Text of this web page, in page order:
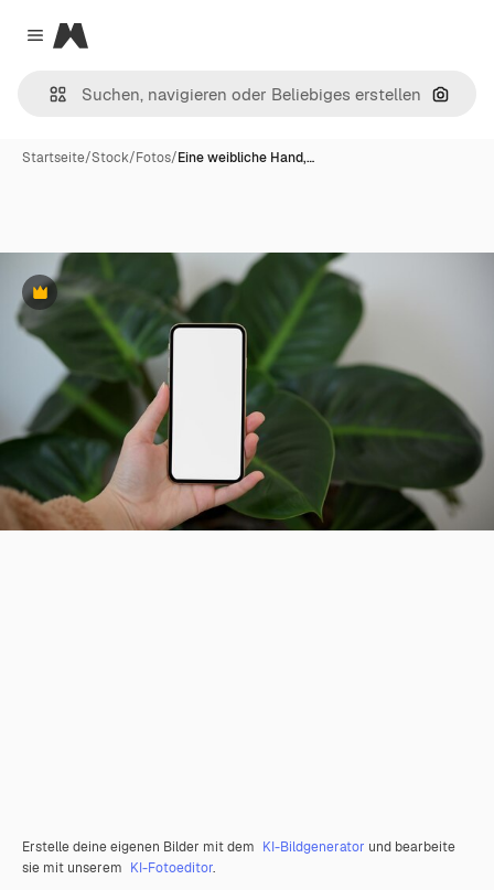
Close menu
Magnific
Nach
Startseite/Stock/Fotos/Eine weibliche Hand,…
Premium
Erstelle deine eigenen Bilder mit dem KI-Bildgenerator und bearbeite
sie mit unserem KI-Fotoeditor.